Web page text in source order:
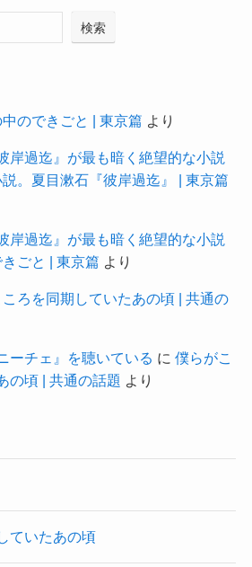
検索
のできごと | 東京篇 より
岸過迄』が最も暗く絶望的な小説
説。夏目漱石『彼岸過迄』 | 東京篇
岸過迄』が最も暗く絶望的な小説
ごと | 東京篇 より
ろを同期していたあの頃 | 共通の
ーチェ』を聴いている に 僕らがこ
の頃 | 共通の話題 より
ていたあの頃